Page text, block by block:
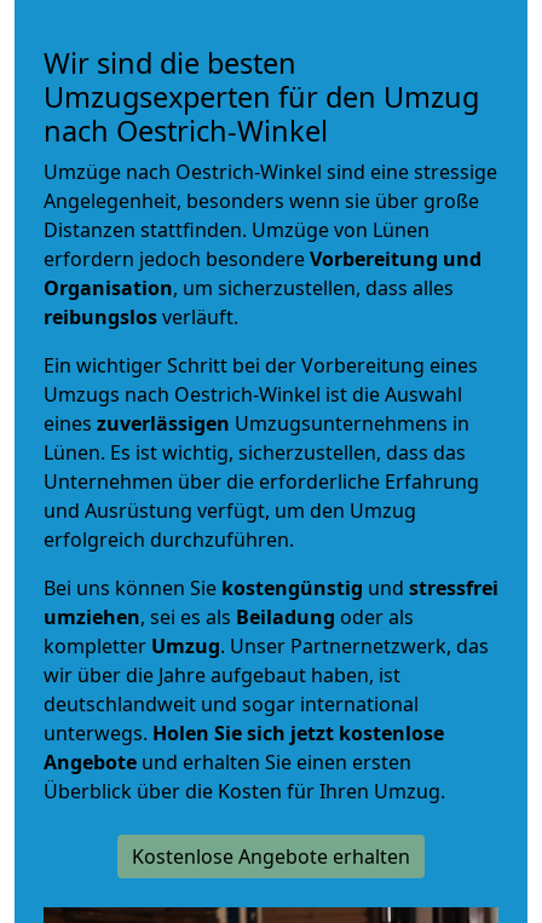
Wir sind die besten
Umzugsexperten für den Umzug
nach Oestrich-Winkel
Umzüge nach Oestrich-Winkel sind eine stressige
Angelegenheit, besonders wenn sie über große
Distanzen stattfinden. Umzüge von Lünen
erfordern jedoch besondereVorbereitung und
Organisation, um sicherzustellen, dass alles
reibungslosverläuft.
Ein wichtiger Schritt bei der Vorbereitung eines
Umzugs nach Oestrich-Winkel ist die Auswahl
eines zuverlässigen Umzugsunternehmens in
Lünen. Es ist wichtig, sicherzustellen, dass das
Unternehmen über die erforderliche Erfahrung
und Ausrüstung verfügt, um den Umzug
erfolgreich durchzuführen.
Bei uns können Sie kostengünstig und stressfrei
umziehen, sei es als Beiladung oder als
kompletter Umzug. Unser Partnernetzwerk, das
wir über die Jahre aufgebaut haben, ist
deutschlandweit und sogar international
unterwegs. Holen Sie sich jetzt kostenlose
Angebote und erhalten Sie einen ersten
Überblick über die Kosten für Ihren Umzug.
Kostenlose Angebote erhalten